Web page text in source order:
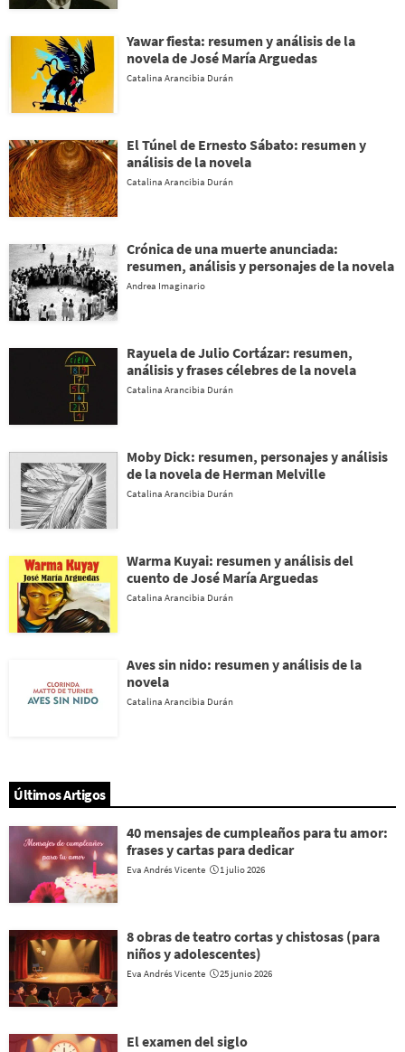
Yawar fiesta: resumen y análisis de la
novela de José María Arguedas
Catalina Arancibia Durán
El Túnel de Ernesto Sábato: resumen y
análisis de la novela
Catalina Arancibia Durán
Crónica de una muerte anunciada:
resumen, análisis y personajes de la novela
Andrea Imaginario
Rayuela de Julio Cortázar: resumen,
análisis y frases célebres de la novela
Catalina Arancibia Durán
Moby Dick: resumen, personajes y análisis
de la novela de Herman Melville
Catalina Arancibia Durán
Warma Kuyai: resumen y análisis del
cuento de José María Arguedas
Catalina Arancibia Durán
Aves sin nido: resumen y análisis de la
novela
Catalina Arancibia Durán
Últimos Artigos
40 mensajes de cumpleaños para tu amor:
frases y cartas para dedicar
Eva Andrés Vicente 1 julio 2026
8 obras de teatro cortas y chistosas (para
niños y adolescentes)
Eva Andrés Vicente 25 junio 2026
El examen del siglo